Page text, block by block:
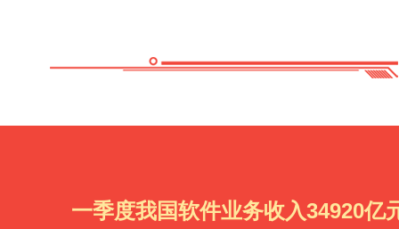
一季度我国软件业务收入34920亿